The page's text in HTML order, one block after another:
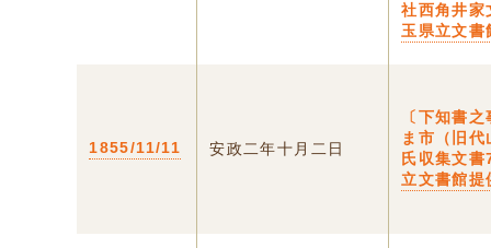
社西角井
玉県立文書
1855/11/11 安政二年十月二日
〔下知書
ま市（旧
氏収集文
立文書館提